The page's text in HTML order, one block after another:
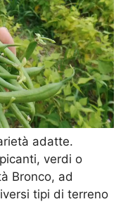
adatte.
verdi o
Bronco, ad
tipi di terreno